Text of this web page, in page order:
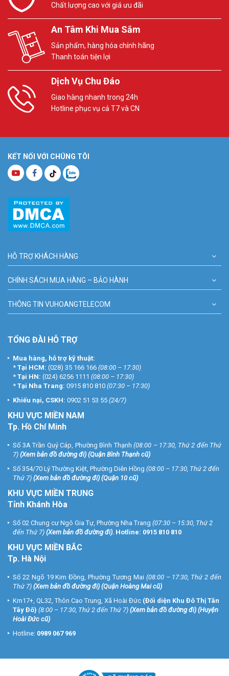
Chất lượng cao với giá ưu đãi
An Tâm Khi Mua Sắm
Sản phẩm, hàng hóa chính hãng
Thanh toán tiện lợi
Dịch Vụ Chu Đáo
Giao hàng nhanh trong 24h
Hotline phục vụ cả T7 và CN
KẾT NỐI VỚI CHÚNG TÔI
HỖ TRỢ KHÁCH HÀNG
CHÍNH SÁCH MUA HÀNG – BẢO HÀNH
THÔNG TIN VUHOANGTELECOM
TỔNG ĐÀI HỖ TRỢ
Mua hàng, hỗ trợ kỹ thuật:
* Tại HCM: (028) 35 166 166 (08:00 – 17:30)
* Tại HN: (024) 6256 1111 (08:00 – 17:30)
* Tại Nha Trang: 0915 810 810 (07:30 – 17:30)
Khiếu nại, CSKH: 0902 51 53 55 (24/7)
KHU VỰC MIỀN NAM
Tp. Hồ Chí Minh
Số 3A Trần Quý Cáp, Phường Bình Thạnh (08:00 – 17:30, Thứ 2 đến Thứ
7) (Xem bản đồ đường đi) (Quận Bình Thạnh cũ)
Số 354/70 Lý Thường Kiệt, Phường Diên Hồng (08:00 – 17:30, Thứ 2 đến
Thứ 7) (Xem bản đồ đường đi) (Quận 10 cũ)
KHU VỰC MIỀN TRUNG
Tỉnh Khánh Hòa
Số 02 Chung cư Ngô Gia Tự, Phường Nha Trang (07:30 – 15:30, Thứ 2
đến Thứ 7) (Xem bản đồ đường đi). Hotline: 0915 810 810
KHU VỰC MIỀN BẮC
Tp. Hà Nội
Số 22 Ngõ 19 Kim Đồng, Phường Tương Mai (08:00 – 17:30, Thứ 2 đến
Thứ 7) (Xem bản đồ đường đi) (Quận Hoàng Mai cũ)
Km17+, QL32, Thôn Cao Trung, Xã Hoài Đức (Đối diện Khu Đô Thị Tân
Tây Đô) (8:00 – 17:30, Thứ 2 đến Thứ 7) (Xem bản đồ đường đi) (Huyện
Hoài Đức cũ)
Hotline: 0989 067 969